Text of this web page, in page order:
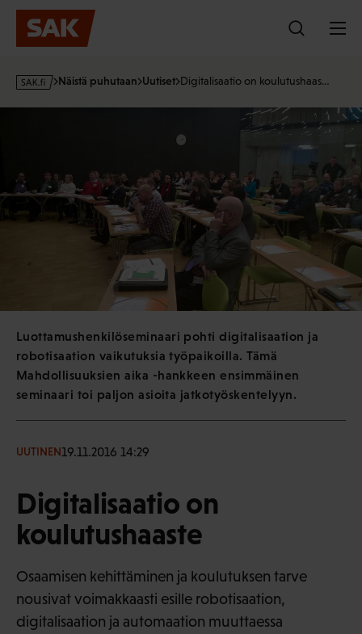
Hyppää
sisältöön
s
Näistä puhutaan Uutiset Digitalisaatio on koulutushaas…
Luottamushenkilöseminaari pohti digitalisaation ja
robotisaation vaikutuksia työpaikoilla. Tämä
Mahdollisuuksien aika -hankkeen ensimmäinen
seminaari toi paljon asioita jatkotyöskentelyyn.
UUTINEN19.11.2016 14:29
Digitalisaatio on
koulutushaaste
Osaamisen kehittäminen ja koulutuksen tarve
nousivat voimakkaasti esille robotisaation,
digitalisaation ja automaation muuttaessa